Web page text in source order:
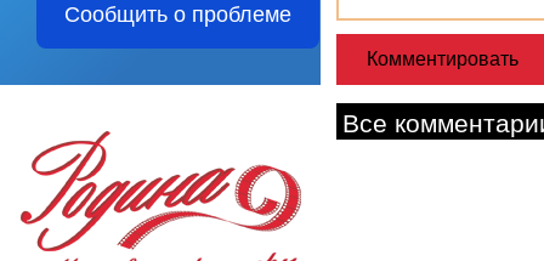
Сообщить о проблеме
Все